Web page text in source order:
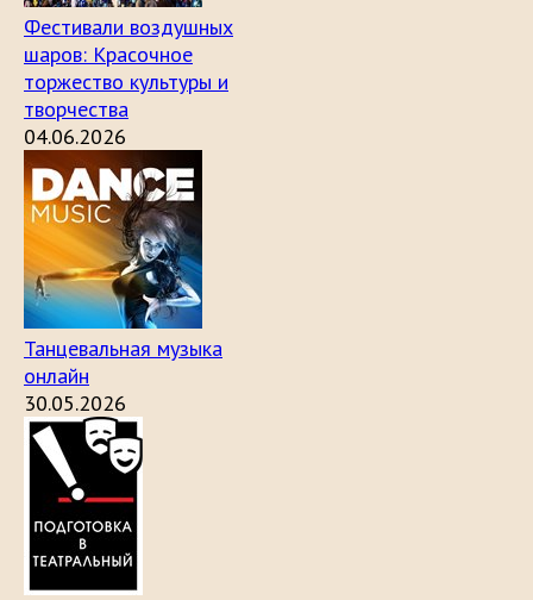
Фестивали воздушных
шаров: Красочное
торжество культуры и
творчества
04.06.2026
Танцевальная музыка
онлайн
30.05.2026